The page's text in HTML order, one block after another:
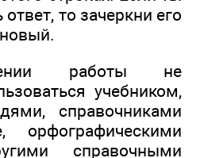
то зачеркни его
работы не
учебником,
справочниками
орфографическими
справочными